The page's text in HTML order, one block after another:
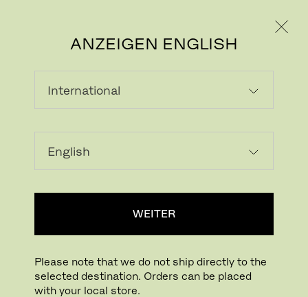
ANZEIGEN ENGLISH
WEITER
Please note that we do not ship directly to the
selected destination. Orders can be placed
with your local store.